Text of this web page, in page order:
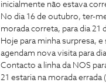
inicialmente não estava
No dia 16 de outubro, ter-
morada correta, para dia 21
Hoje para minha surpresa,
agendam nova visita para
Contacto a linha da NOS
21 estaria na morada